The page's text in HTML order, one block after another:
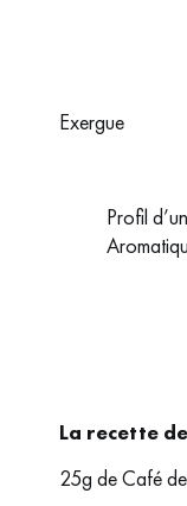
Exergue
Profil
La recette
25g de Café